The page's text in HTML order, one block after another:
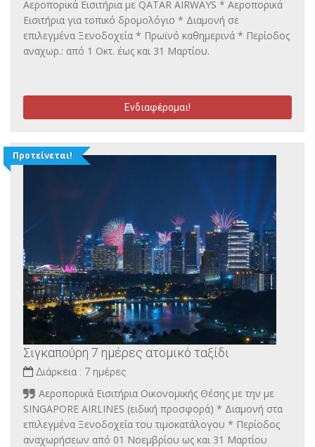
Αεροπορικά Εισιτήρια με QATAR AIRWAYS * Αεροπορικά
Εισιτήρια για τοπικό δρομολόγιο * Διαμονή σε
επιλεγμένα Ξενοδοχεία * Πρωϊνό καθημερινά * Περίοδος
αναχωρ.: από 1 Οκτ. έως και 31 Μαρτίου.
Ενδιαφέρομαι!
Προτείνεται!
Σιγκαπούρη 7 ημέρες ατομικό ταξίδι
Διάρκεια : 7 ημέρες
Αεροπορικά Εισιτήρια Οικονομικής Θέσης με την με
SINGAPORE AIRLINES (ειδική προσφορά) * Διαμονή στα
επιλεγμένα Ξενοδοχεία του τιμοκατάλογου * Περίοδος
αναχωρήσεων από 01 Νοεμβρίου ως και 31 Μαρτίου